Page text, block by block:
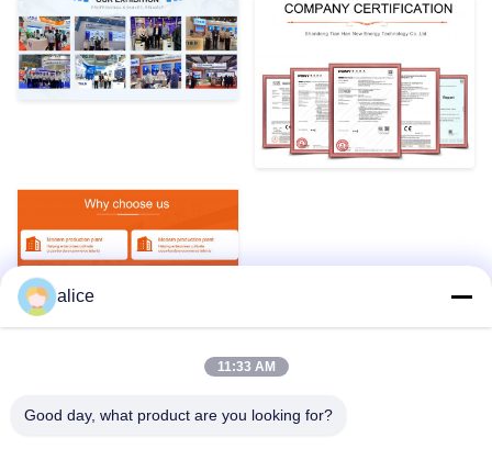
Bateria Recarregável De Bicicleta
alice
11:33 AM
Good day, what product are you looking for?